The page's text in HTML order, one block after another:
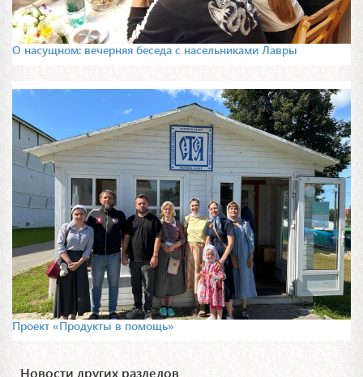
О насущном: вечерняя беседа с насельниками Лавры
Проект «Продукты в помощь»
Новости других разделов